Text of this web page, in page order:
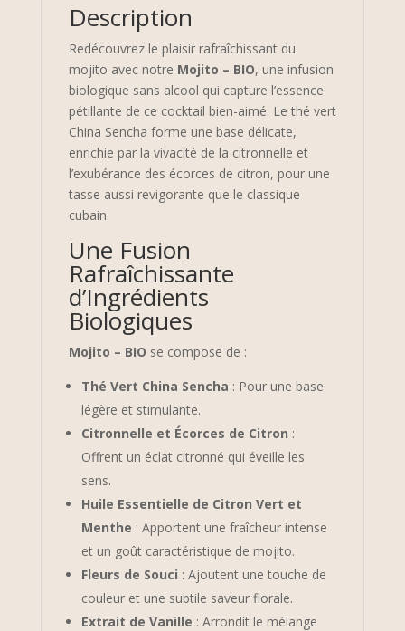
Description
Redécouvrez le plaisir rafraîchissant du
mojito avec notre Mojito – BIO, une infusion
biologique sans alcool qui capture l’essence
pétillante de ce cocktail bien-aimé. Le thé vert
China Sencha forme une base délicate,
enrichie par la vivacité de la citronnelle et
l’exubérance des écorces de citron, pour une
tasse aussi revigorante que le classique
cubain.
Une Fusion
Rafraîchissante
d’Ingrédients
Biologiques
Mojito – BIO se compose de :
Thé Vert China Sencha : Pour une base
légère et stimulante.
Citronnelle et Écorces de Citron :
Offrent un éclat citronné qui éveille les
sens.
Huile Essentielle de Citron Vert et
Menthe : Apportent une fraîcheur intense
et un goût caractéristique de mojito.
Fleurs de Souci : Ajoutent une touche de
couleur et une subtile saveur florale.
Extrait de Vanille : Arrondit le mélange